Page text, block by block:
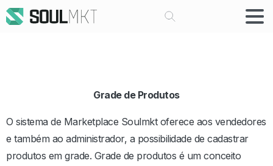
Buscar
Grade de Produtos
O sistema de Marketplace Soulmkt oferece aos vendedores
e também ao administrador, a possibilidade de cadastrar
produtos em grade. Grade de produtos é um conceito